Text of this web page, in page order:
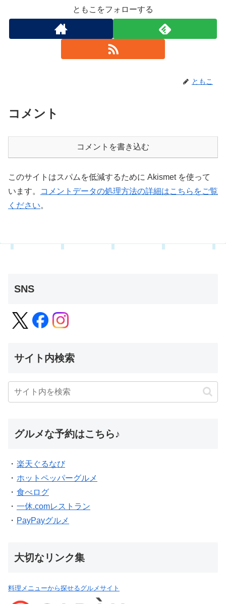
ともこをフォローする
ともこ
コメント
コメントを書き込む
このサイトはスパムを低減するために Akismet を使って
います。
コメントデータの処理方法の詳細はこちらをご覧
ください。
SNS
サイト内検索
グルメな予約はこちら♪
・ 楽天ぐるなび
・ ホットペッパーグルメ
・ 食べログ
・ 一休.comレストラン
・ PayPayグルメ
大切なリンク集
料理メニューから探せるグルメサイト